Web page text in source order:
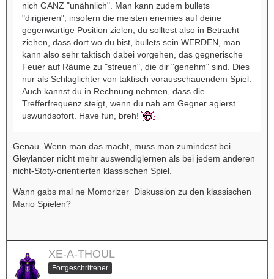
nich GANZ "unähnlich". Man kann zudem bullets
"dirigieren", insofern die meisten enemies auf deine
gegenwärtige Position zielen, du solltest also in Betracht
ziehen, dass dort wo du bist, bullets sein WERDEN, man
kann also sehr taktisch dabei vorgehen, das gegnerische
Feuer auf Räume zu "streuen", die dir "genehm" sind. Dies
nur als Schlaglichter von taktisch vorausschauendem Spiel.
Auch kannst du in Rechnung nehmen, dass die
Trefferfrequenz steigt, wenn du nah am Gegner agierst
uswundsofort. Have fun, breh!
Genau. Wenn man das macht, muss man zumindest bei
Gleylancer nicht mehr auswendiglernen als bei jedem anderen
nicht-Stoty-orientierten klassischen Spiel.
Wann gabs mal ne Momorizer_Diskussion zu den klassischen
Mario Spielen?
XE-A-THOUL
Fortgeschrittener